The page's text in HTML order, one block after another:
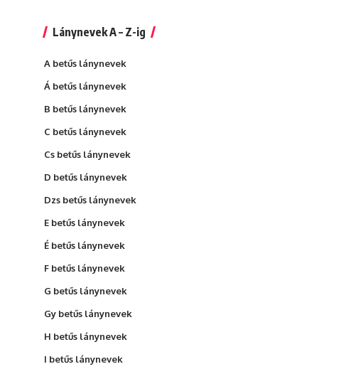
Lánynevek A – Z-ig
A betűs lánynevek
Á betűs lánynevek
B betűs lánynevek
C betűs lánynevek
Cs betűs lánynevek
D betűs lánynevek
Dzs betűs lánynevek
E betűs lánynevek
É betűs lánynevek
F betűs lánynevek
G betűs lánynevek
Gy betűs lánynevek
H betűs lánynevek
I betűs lánynevek